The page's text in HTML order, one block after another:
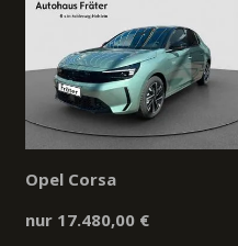
Opel Corsa
nur 17.480,00 €